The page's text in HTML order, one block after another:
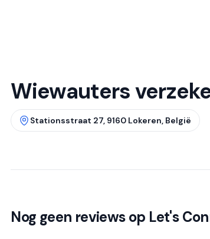
Wiewauters
Stationsstraat 27, 9160 Lokeren, België
Nog geen reviews op Let's